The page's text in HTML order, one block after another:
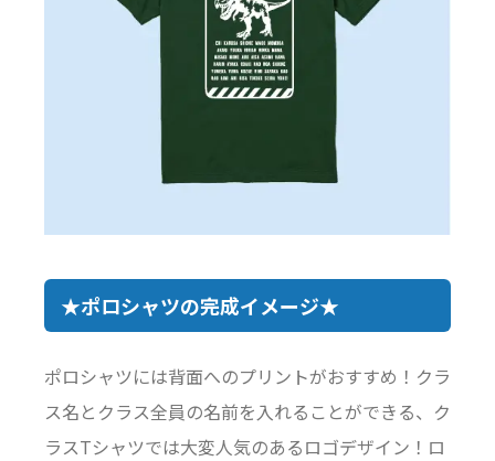
★ポロシャツの完成イメージ★
ポロシャツには背面へのプリントがおすすめ！クラ
ス名とクラス全員の名前を入れることができる、ク
ラスTシャツでは大変人気のあるロゴデザイン！ロ